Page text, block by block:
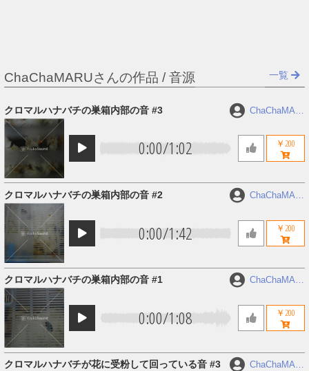
ChaChaMARUさんの作品 / 音源 一覧
0:00/1:02
クロマルハナバチの巣箱内部の音 #3
ChaChaMAR
￥200
0:00/1:42
クロマルハナバチの巣箱内部の音 #2
ChaChaMAR
￥200
0:00/1:08
クロマルハナバチの巣箱内部の音 #1
ChaChaMAR
￥200
クロマルハナバチが花に受粉して回っている音 #3 ChaChaMAR